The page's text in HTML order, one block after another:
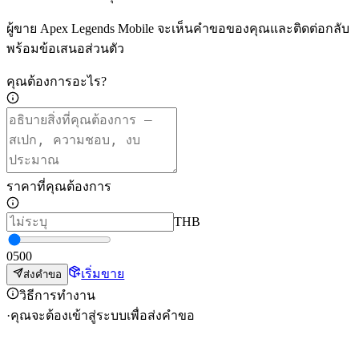
ผู้ขาย Apex Legends Mobile จะเห็นคำขอของคุณและติดต่อกลับ
พร้อมข้อเสนอส่วนตัว
คุณต้องการอะไร?
ราคาที่คุณต้องการ
THB
0500
ส่งคำขอ
เริ่มขาย
วิธีการทำงาน
·คุณจะต้องเข้าสู่ระบบเพื่อส่งคำขอ